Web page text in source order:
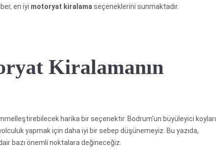
en iyi motoryat kiralama seçeneklerini sunmaktadır.
Kiralamanın
harika bir seçenektir. Bodrum’un büyüleyici koyları
yapmak için daha iyi bir sebep düşünemeyiz. Bu yazıda,
bazı önemli noktalara değineceğiz.